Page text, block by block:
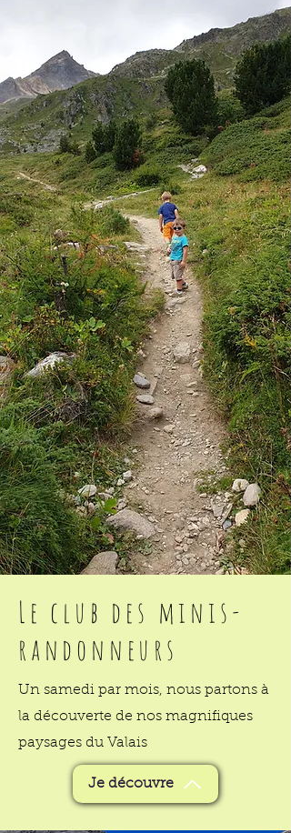
Le club des minis-
randonneurs
Un samedi par mois, nous partons à
la découverte de nos magnifiques
paysages du Valais
Je découvre